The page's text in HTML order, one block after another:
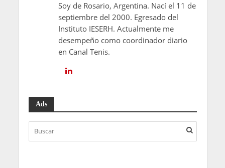
Soy de Rosario, Argentina. Nací el 11 de
septiembre del 2000. Egresado del
Instituto IESERH. Actualmente me
desempeño como coordinador diario
en Canal Tenis.
Ads